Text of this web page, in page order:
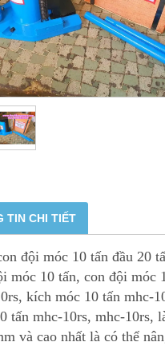
TIN CHI TIẾT
đội móc 10 tấn đầu 20
móc 10 tấn, con đội móc
kích móc 10 tấn mhc-
tấn mhc-10rs, mhc-10rs,
và cao nhất là có thể